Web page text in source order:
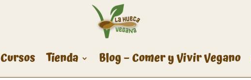
Cursos Tienda Blog – Comer y Vivir Vegano